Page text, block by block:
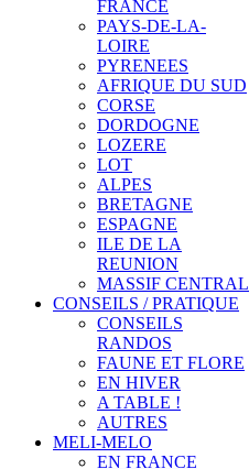
FRANCE
PAYS-DE-LA-
LOIRE
PYRENEES
AFRIQUE DU SUD
CORSE
DORDOGNE
LOZERE
LOT
ALPES
BRETAGNE
ESPAGNE
ILE DE LA
REUNION
MASSIF CENTRAL
CONSEILS / PRATIQUE
CONSEILS
RANDOS
FAUNE ET FLORE
EN HIVER
A TABLE !
AUTRES
MELI-MELO
EN FRANCE